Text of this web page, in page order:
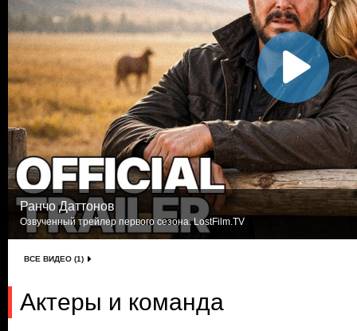
Ранчо Даттонов
Озвученный трейлер первого сезона. LostFilm.TV
ВСЕ ВИДЕО (1)
Актеры и команда